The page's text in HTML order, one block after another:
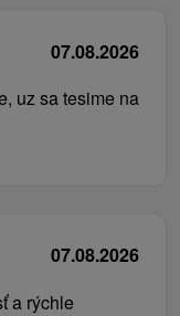
07.08.2026
uz sa tesime na
07.08.2026
a rýchle